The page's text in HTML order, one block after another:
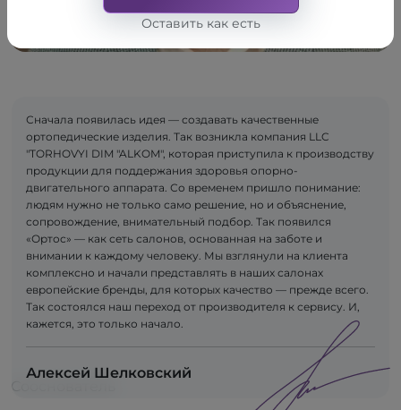
Сначала появилась идея — создавать качественные
ортопедические изделия. Так возникла компания LLC
"TORHOVYI DIM "ALKOM", которая приступила к производству
продукции для поддержания здоровья опорно-
двигательного аппарата. Со временем пришло понимание:
людям нужно не только само решение, но и объяснение,
сопровождение, внимательный подбор. Так появился
«Ортос» — как сеть салонов, основанная на заботе и
внимании к каждому человеку. Мы взглянули на клиента
комплексно и начали представлять в наших салонах
европейские бренды, для которых качество — прежде всего.
Так состоялся наш переход от производителя к сервису. И,
кажется, это только начало.
Алексей Шелковский
Оставить как есть